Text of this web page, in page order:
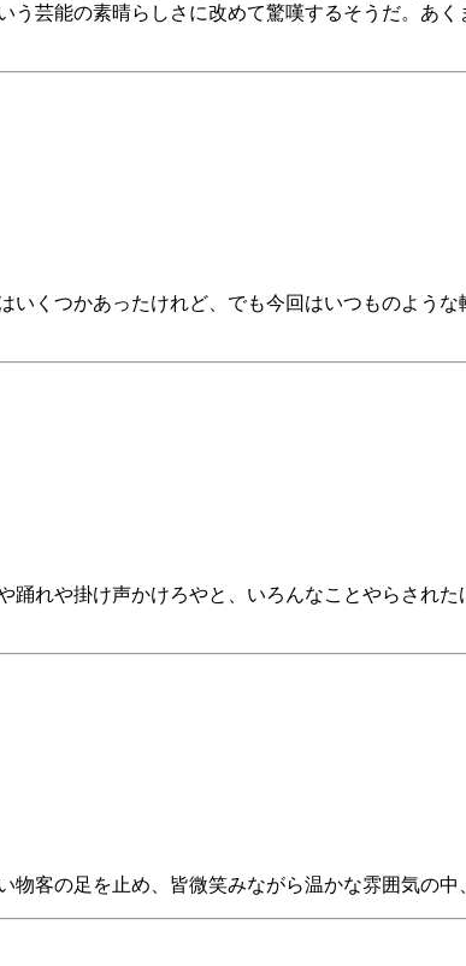
芸能の素晴らしさに改めて驚嘆するそうだ。あく
くつかあったけれど、でも今回はいつものよう
れや掛け声かけろやと、いろんなことやらされ
客の足を止め、皆微笑みながら温かな雰囲気の中